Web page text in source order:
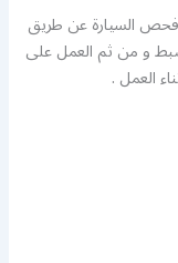
السيارة عن طريق
و من ثم العمل على
العمل .